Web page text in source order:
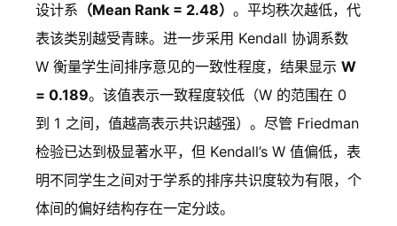
设计系 （Mean Rank = 2.48） 。平均秩次越低，代
表该类别越受青睐。进一步采用 Kendall 协调系数
W 衡量学生间排序意见的一致性程度，结果显示 W
= 0.189。该值表示一致程度较低（W 的范围在 0
到 1 之间，值越高表示共识越强）。尽管 Friedman
检验已达到极显著水平，但 Kendall’s W 值偏低，表
明不同学生之间对于学系的排序共识度较为有限，个
体间的偏好结构存在一定分歧。